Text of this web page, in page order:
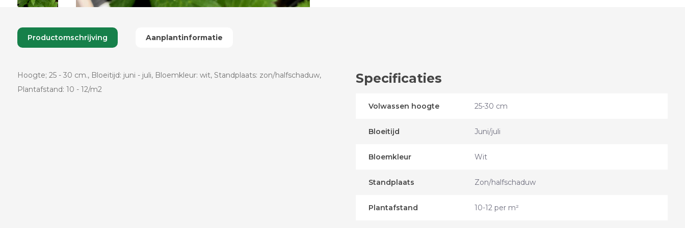
Productomschrijving Aanplantinformatie
Hoogte; 25 - 30 cm., Bloeitijd: juni - juli, Bloemkleur: wit, Standplaats: zon/halfschaduw,
Plantafstand: 10 - 12/m2
Specificaties
Volwassen hoogte 25-30 cm
Bloeitijd Juni/juli
Bloemkleur Wit
Standplaats Zon/halfschaduw
Plantafstand 10-12 per m²